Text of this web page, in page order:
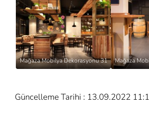
Mağaza Mobilya Dekorasyonu 31 Mağaza
Güncelleme Tarihi : 13.09.2022